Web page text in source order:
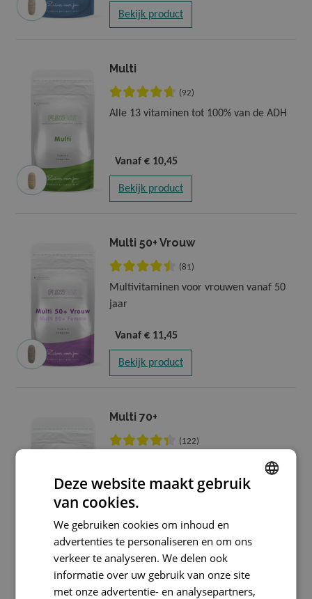
PMS & Overgang Bekijk product
Multi
(92)
Alle 13 vitaminen tot 100% van de ADH
Vanaf € 10,45
Bekijk product
Multi 50+ Vrouw
(81)
Multivitaminen voor vrouwen vanaf 50
jaar
Vanaf € 11,45
Bekijk product
Multi 70+
(122)
vitamine D, B11 en B12
Vanaf
Bekijk product
Multi Kauwtablet
GERMAN
Deze website maakt gebruik
van cookies.
We gebruiken cookies om inhoud en
advertenties te personaliseren en om ons
verkeer te analyseren. We delen ook
informatie over uw gebruik van onze site
met onze advertentie- en analysepartners,